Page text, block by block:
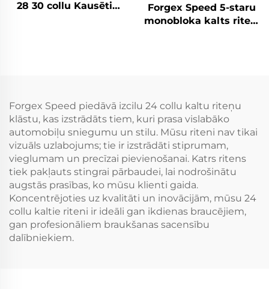
28 30 collu Kausētie
Forgex Speed 5-staru
monobloka kalts riteni
Forgex Speed piedāvā izcilu 24 collu kaltu riteņu
klāstu, kas izstrādāts tiem, kuri prasa vislabāko
automobiļu sniegumu un stilu. Mūsu riteni nav tikai
vizuāls uzlabojums; tie ir izstrādāti stiprumam,
vieglumam un precīzai pievienošanai. Katrs ritens
tiek pakļauts stingrai pārbaudei, lai nodrošinātu
augstās prasības, ko mūsu klienti gaida.
Koncentrējoties uz kvalitāti un inovācijām, mūsu 24
collu kaltie riteni ir ideāli gan ikdienas braucējiem,
gan profesionāliem braukšanas sacensību
dalībniekiem.